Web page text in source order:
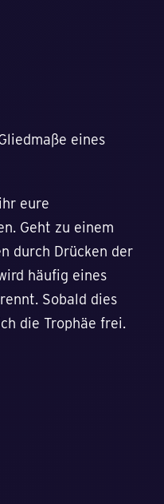
eines
eure
Geht zu einem
durch Drücken der
häufig eines
Sobald dies
die Trophäe frei.